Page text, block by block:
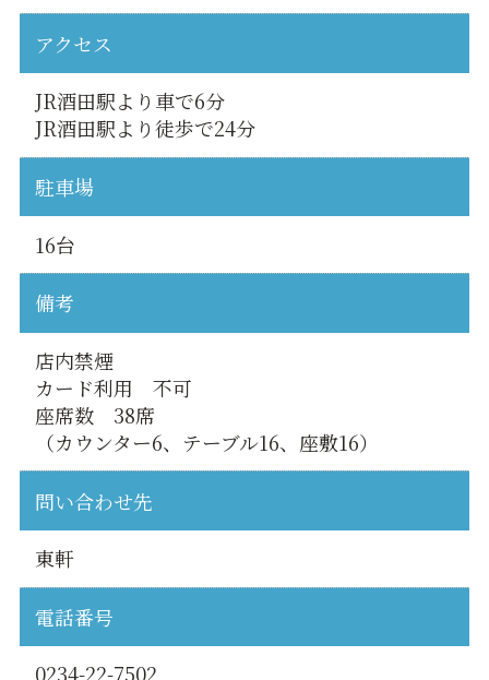
アクセス
JR酒田駅より車で6分
JR酒田駅より徒歩で24分
駐車場
16台
備考
店内禁煙
カード利用 不可
座席数 38席
（カウンター6、テーブル16、座敷16）
問い合わせ先
東軒
電話番号
0234-22-7502